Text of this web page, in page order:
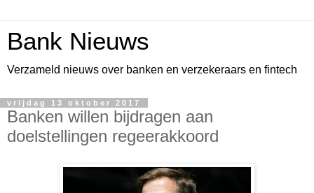
Bank Nieuws
Verzameld nieuws over banken en verzekeraars en fintech
vrijdag 13 oktober 2017
Banken willen bijdragen aan
doelstellingen regeerakkoord